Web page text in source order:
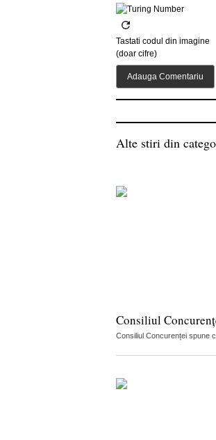
Tastati codul din imagine
(doar cifre)
Alte stiri din
Consiliul
Consiliul Concurenței spune